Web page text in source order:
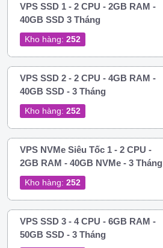
VPS SSD 1 - 2 CPU - 2GB RAM -
40GB SSD 3 Tháng
Kho hàng: 252
VPS SSD 2 - 2 CPU - 4GB RAM -
40GB SSD - 3 Tháng
Kho hàng: 252
VPS NVMe Siêu Tốc 1 - 2 CPU -
2GB RAM - 40GB NVMe - 3 Tháng
Kho hàng: 252
VPS SSD 3 - 4 CPU - 6GB RAM -
50GB SSD - 3 Tháng